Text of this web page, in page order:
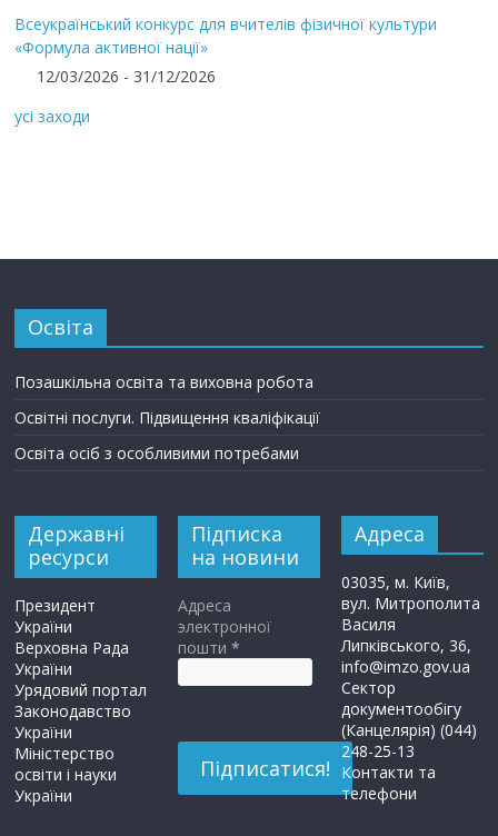
Всеукраїнський конкурс для вчителів фізичної культури
«Формула активної нації»
12/03/2026 - 31/12/2026
усі заходи
Освіта
Позашкільна освіта та виховна робота
Освітні послуги. Підвищення кваліфікації
Освіта осіб з особливими потребами
Державні
ресурси
Президент
України
Верховна Рада
України
Урядовий портал
Законодавство
України
Міністерство
освіти і науки
України
Підписка
на новини
Адреса
электронної
пошти*
Адреса
03035, м. Київ,
вул. Митрополита
Василя
Липківського, 36,
info@imzo.gov.ua
Сектор
документообігу
(Канцелярія) (044)
248-25-13
Контакти та
телефони